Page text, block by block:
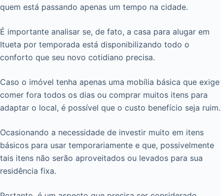
quem está passando apenas um tempo na cidade.
É importante analisar se, de fato, a casa para alugar em
Itueta por temporada está disponibilizando todo o
conforto que seu novo cotidiano precisa.
Caso o imóvel tenha apenas uma mobília básica que exige
comer fora todos os dias ou comprar muitos itens para
adaptar o local, é possível que o custo benefício seja ruim.
Ocasionando a necessidade de investir muito em itens
básicos para usar temporariamente e que, possivelmente
tais itens não serão aproveitados ou levados para sua
residência fixa.